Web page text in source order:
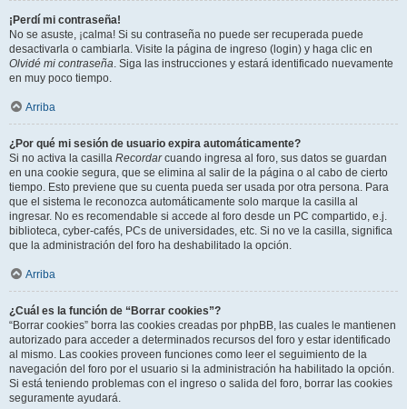
¡Perdí mi contraseña!
No se asuste, ¡calma! Si su contraseña no puede ser recuperada puede
desactivarla o cambiarla. Visite la página de ingreso (login) y haga clic en
Olvidé mi contraseña. Siga las instrucciones y estará identificado nuevamente
en muy poco tiempo.
Arriba
¿Por qué mi sesión de usuario expira automáticamente?
Si no activa la casilla Recordarcuando ingresa al foro, sus datos se guardan
en una cookie segura, que se elimina al salir de la página o al cabo de cierto
tiempo. Esto previene que su cuenta pueda ser usada por otra persona. Para
que el sistema le reconozca automáticamente solo marque la casilla al
ingresar. No es recomendable si accede al foro desde un PC compartido, e.j.
biblioteca, cyber-cafés, PCs de universidades, etc. Si no ve la casilla, significa
que la administración del foro ha deshabilitado la opción.
Arriba
¿Cuál es la función de “Borrar cookies”?
“Borrar cookies” borra las cookies creadas por phpBB, las cuales le mantienen
autorizado para acceder a determinados recursos del foro y estar identificado
al mismo. Las cookies proveen funciones como leer el seguimiento de la
navegación del foro por el usuario si la administración ha habilitado la opción.
Si está teniendo problemas con el ingreso o salida del foro, borrar las cookies
seguramente ayudará.